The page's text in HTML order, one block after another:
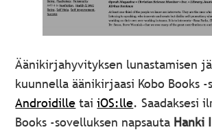
Äänikirjahyvityksen lunastamisen
kuunnella äänikirjaasi Kobo Books
Androidille taiiOS:lle. Saadaksesi
Books -sovelluksen napsauta Hanki